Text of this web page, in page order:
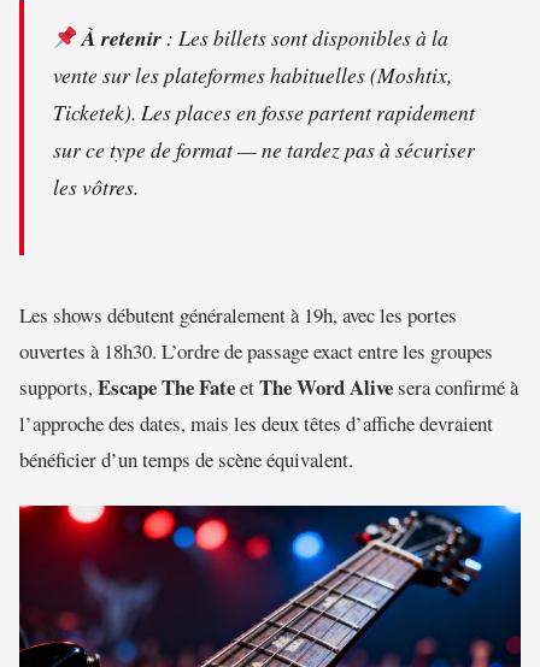
À retenir : Les billets sont disponibles à la
vente sur les plateformes habituelles (Moshtix,
Ticketek). Les places en fosse partent rapidement
sur ce type de format — ne tardez pas à sécuriser
les vôtres.
Les shows débutent généralement à 19h, avec les portes
ouvertes à 18h30. L’ordre de passage exact entre les groupes
supports,Escape The FateetThe Word Alivesera confirmé à
l’approche des dates, mais les deux têtes d’affiche devraient
bénéficier d’un temps de scène équivalent.